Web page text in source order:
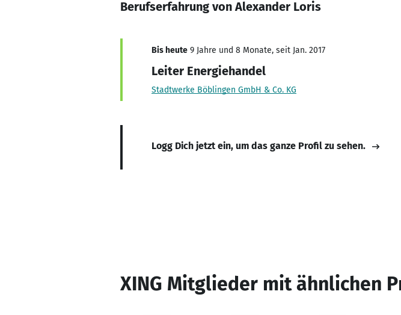
Berufserfahrung von Alexander Loris
Bis heute 9 Jahre und 8 Monate, seit Jan. 2017
Leiter Energiehandel
Stadtwerke Böblingen GmbH & Co. KG
Logg Dich jetzt ein, um das ganze Profil zu sehen.
XING Mitglieder mit ähnlichen